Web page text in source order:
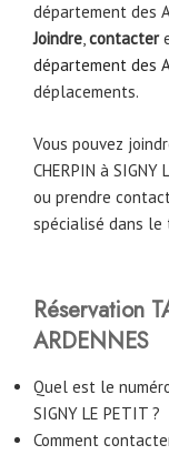
département des
Joindre,contacter
département des
déplacements.
Vous pouvez
CHERPIN à SIGNY
ou prendre
spécialisé dans le
Réservation
ARDENNES
Quel est le
SIGNY LE PETIT ?
Comment